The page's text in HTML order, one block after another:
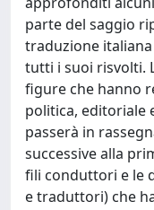
parte del saggio
traduzione
tutti i suoi risvolti.
figure che hanno
politica, editoriale
passerà in
successive alla
fili conduttori e le
e traduttori) che